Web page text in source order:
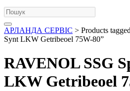
АРЛАНДА СЕРВІС > Products
Synt LKW Getribeoel 75W-80”
RAVENOL SSG
LKW Getribeoel